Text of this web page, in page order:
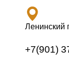
Ленинский
+7(901)